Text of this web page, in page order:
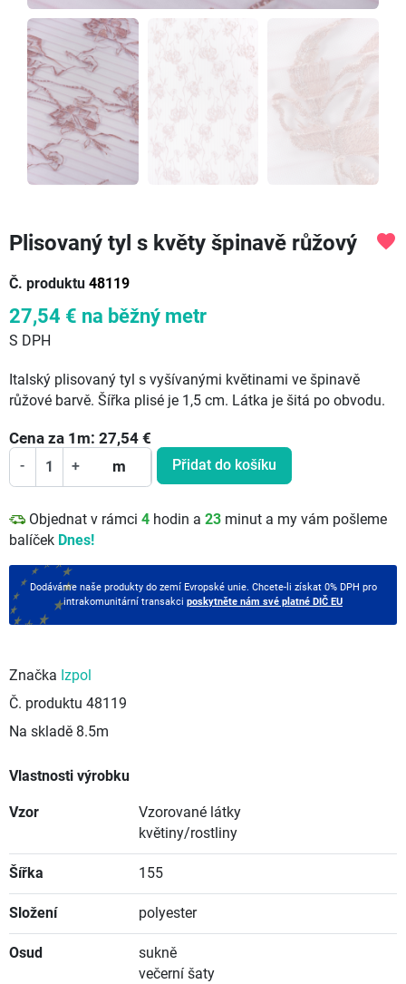
Plisovaný tyl s květy špinavě růžový
Č. produktu 48119
favorite
27,54 € na běžný metr
S DPH
Italský plisovaný tyl s vyšívanými květinami ve špinavě
růžové barvě. Šířka plisé je 1,5 cm. Látka je šitá po obvodu.
Cena za 1 m: 27,54 €
- + m Přidat do košíku
Objednat v rámci 4 hodin a 23 minut a my vám pošleme
balíček Dnes!
Dodáváme naše produkty do zemí Evropské unie. Chcete-li získat 0% DPH pro
intrakomunitární transakci poskytněte nám své platné DIČ EU
Značka Izpol
Č. produktu 48119
Na skladě 8.5m
Vlastnosti výrobku
Vzor
Vzorované látky
květiny/rostliny
Šířka 155
Složení polyester
Osud
sukně
večerní šaty